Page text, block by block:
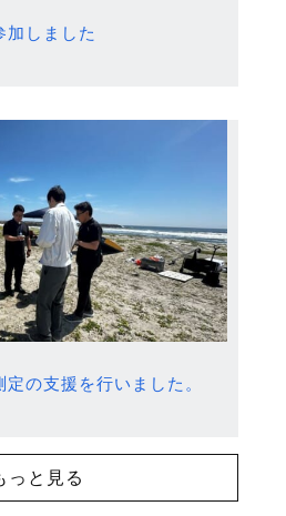
加しました
の支援を行いました。
っと見る